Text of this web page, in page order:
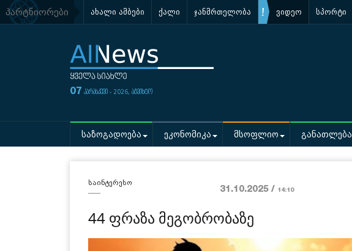
პარტნიორები ახალი ამბები ქალი ჯანმრთელობა ვიდეო სპორტი
07 პარასკევი - 2026, აგვისტო
საზოგადოება ეკონომიკა მსოფლიო განათლება
საინტერესო
31.10.2025 / 14:10
44 ფრაზა მეგობრობაზე